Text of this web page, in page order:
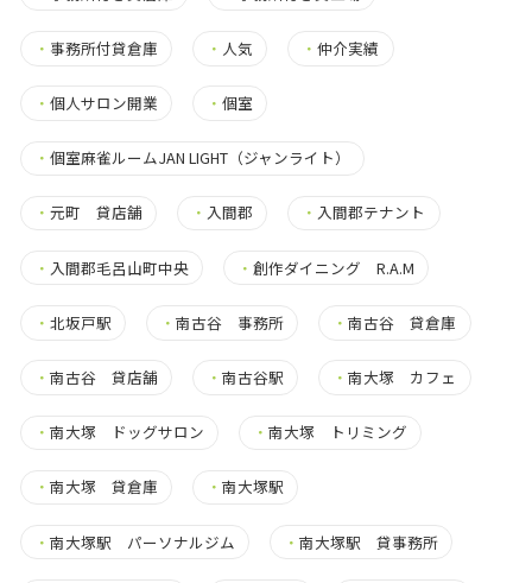
・ 事務所付貸倉庫 ・ 人気 ・仲介実績
・ 個人サロン開業 ・個室
・ 個室麻雀ルームJAN LIGHT（ジャンライト）
・ 元町 貸店舗 ・ 入間郡 ・ 入間郡テナント
・ 入間郡毛呂山町中央 ・創作ダイニング R.A.M
・ 北坂戸駅 ・南古谷 事務所 ・南古谷 貸倉庫
・ 南古谷 貸店舗 ・南古谷駅 ・南大塚 カフェ
・ 南大塚 ドッグサロン ・南大塚 トリミング
・ 南大塚 貸倉庫 ・南大塚駅
・ 南大塚駅 パーソナルジム ・南大塚駅 貸事務所